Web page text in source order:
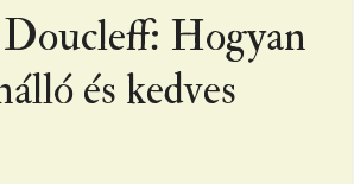
Hogyan
és kedves